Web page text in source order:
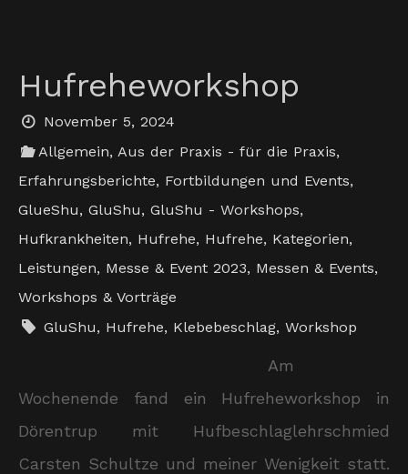
Hufreheworkshop
November 5, 2024
Allgemein,Aus der Praxis - für die Praxis,
Erfahrungsberichte, Fortbildungen und Events,
GlueShu, GluShu, GluShu - Workshops,
Hufkrankheiten, Hufrehe, Hufrehe, Kategorien,
Leistungen, Messe & Event 2023, Messen & Events,
Workshops & Vorträge
GluShu, Hufrehe, Klebebeschlag,Workshop
Am
Wochenende fand ein Hufreheworkshop in
Dörentrup mit Hufbeschlaglehrschmied
Carsten Schultze und meiner Wenigkeit statt.